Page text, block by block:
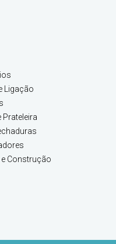
Ligação
Prateleira
Construção